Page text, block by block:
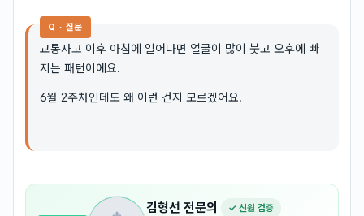
Q · 질문
교통사고 이후 아침에 일어나면 얼굴이 많이 붓고 오후에 빠
지는 패턴이에요.
6월 2주차인데도 왜 이런 건지 모르겠어요.
김형선 전문의 ✓ 신원 검증